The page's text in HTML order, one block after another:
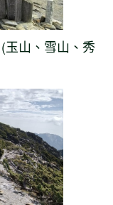
(玉山、雪山、秀